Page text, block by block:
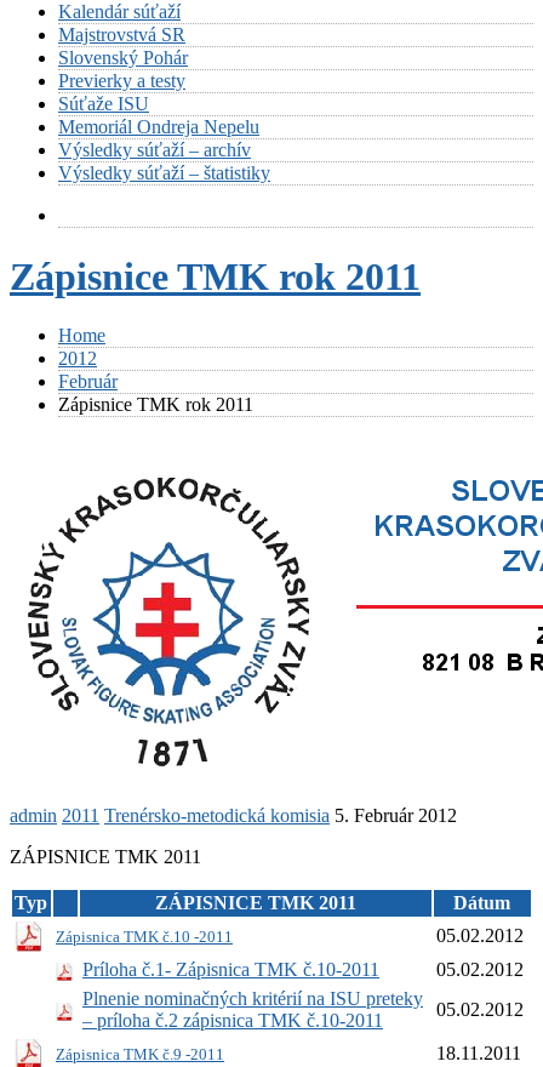
Kalendár súťaží
Majstrovstvá SR
Slovenský Pohár
Previerky a testy
Súťaže ISU
Memoriál Ondreja Nepelu
Výsledky súťaží – archív
Výsledky súťaží – štatistiky
Zápisnice TMK rok 2011
Home
2012
Február
Zápisnice TMK rok 2011
admin 2011 Trenérsko-metodická komisia 5. Február 2012
ZÁPISNICE TMK 2011
Typ ZÁPISNICE TMK 2011 Dátum
Zápisnica TMK č.10 -2011
05.02.2012
Príloha č.1- Zápisnica TMK č.10-2011
05.02.2012
Plnenie nominačných kritérií na ISU preteky
– príloha č.2 zápisnica TMK č.10-2011
05.02.2012
Zápisnica TMK č.9 -2011 18.11.2011